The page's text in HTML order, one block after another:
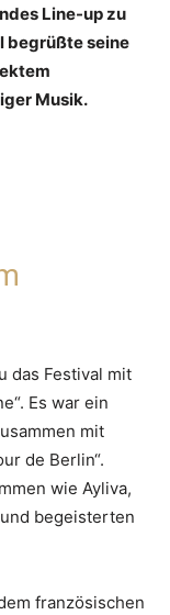
Line-up zu
begrüßte seine
Musik.
das Festival mit
Es war ein
mit
de Berlin“.
wie Ayliva,
begeisterten
französischen